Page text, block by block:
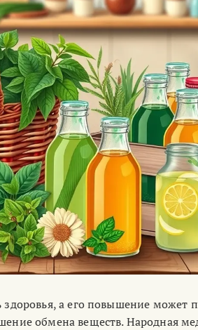
а его повышение может
обмена веществ. Народная